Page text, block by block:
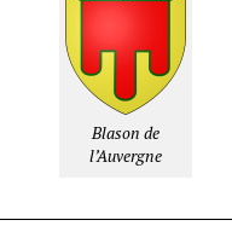
Blason de
l’Auvergne